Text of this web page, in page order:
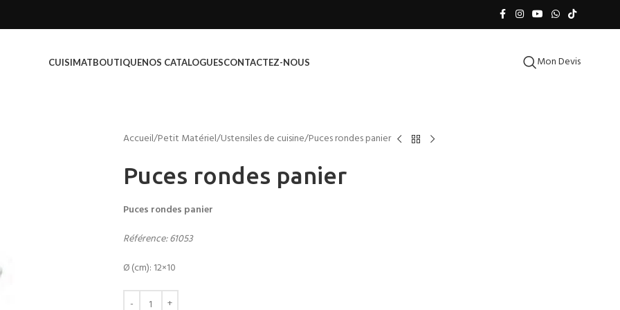
CUISIMATBOUTIQUENOS CATALOGUESCONTACTEZ-NOUS Mon Devis
Accueil Petit Matériel Ustensiles de cuisine Puces rondes panier
Puces rondes panier
Puces rondes panier
Référence: 61053
Ø (cm): 12×10